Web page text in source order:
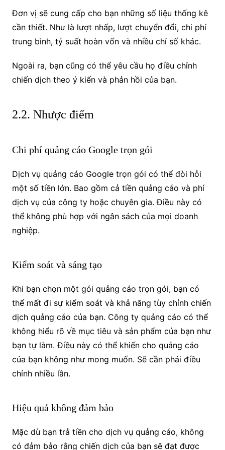
Đơn vị sẽ cung cấp cho bạn những số liệu thống kê
cần thiết. Như là lượt nhấp, lượt chuyển đổi, chi phí
trung bình, tỷ suất hoàn vốn và nhiều chỉ số khác.
Ngoài ra, bạn cũng có thể yêu cầu họ điều chỉnh
chiến dịch theo ý kiến và phản hồi của bạn.
2.2. Nhược điểm
Chi phí quảng cáo Google trọn gói
Dịch vụ quảng cáo Google trọn gói có thể đòi hỏi
một số tiền lớn. Bao gồm cả tiền quảng cáo và phí
dịch vụ của công ty hoặc chuyên gia. Điều này có
thể không phù hợp với ngân sách của mọi doanh
nghiệp.
Kiểm soát và sáng tạo
Khi bạn chọn một gói quảng cáo trọn gói, bạn có
thể mất đi sự kiểm soát và khả năng tùy chỉnh chiến
dịch quảng cáo của bạn. Công ty quảng cáo có thể
không hiểu rõ về mục tiêu và sản phẩm của bạn như
bạn tự làm. Điều này có thể khiến cho quảng cáo
của bạn không như mong muốn. Sẽ cần phải điều
chỉnh nhiều lần.
Hiệu quả không đảm bảo
Mặc dù bạn trả tiền cho dịch vụ quảng cáo, không
có đảm bảo rằng chiến dịch của bạn sẽ đạt được